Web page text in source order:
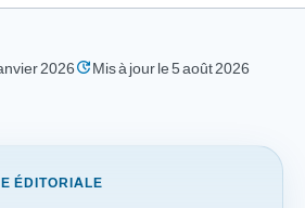
2026updateMis à jour le 5 août 2026
ÉDITORIALE